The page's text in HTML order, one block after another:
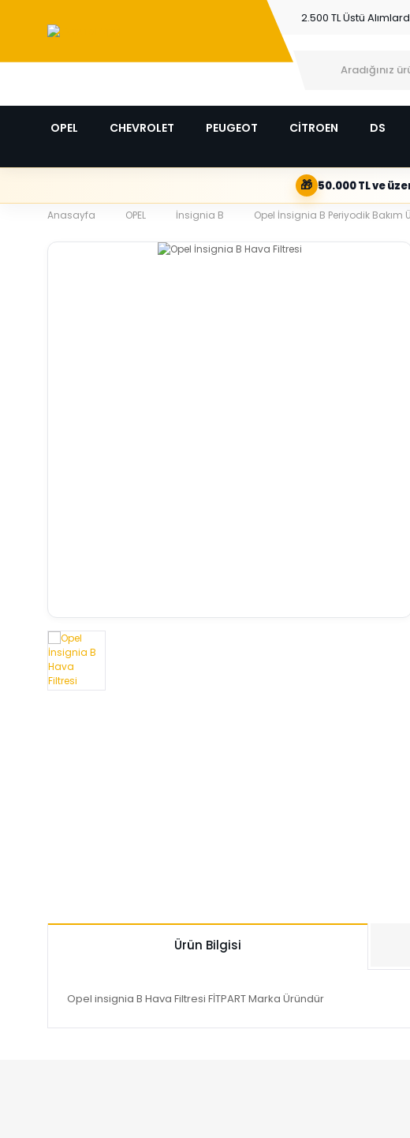
2.500 TL Üstü
OPEL CHEVROLET PEUGEOT CİTROEN DS
🎁 50.000 TL ve
Anasayfa OPEL İnsignia B Opel İnsignia B Periyodik Bakım
Ürün Bilgisi
Opel insignia B Hava Filtresi FİTPART Marka Üründür